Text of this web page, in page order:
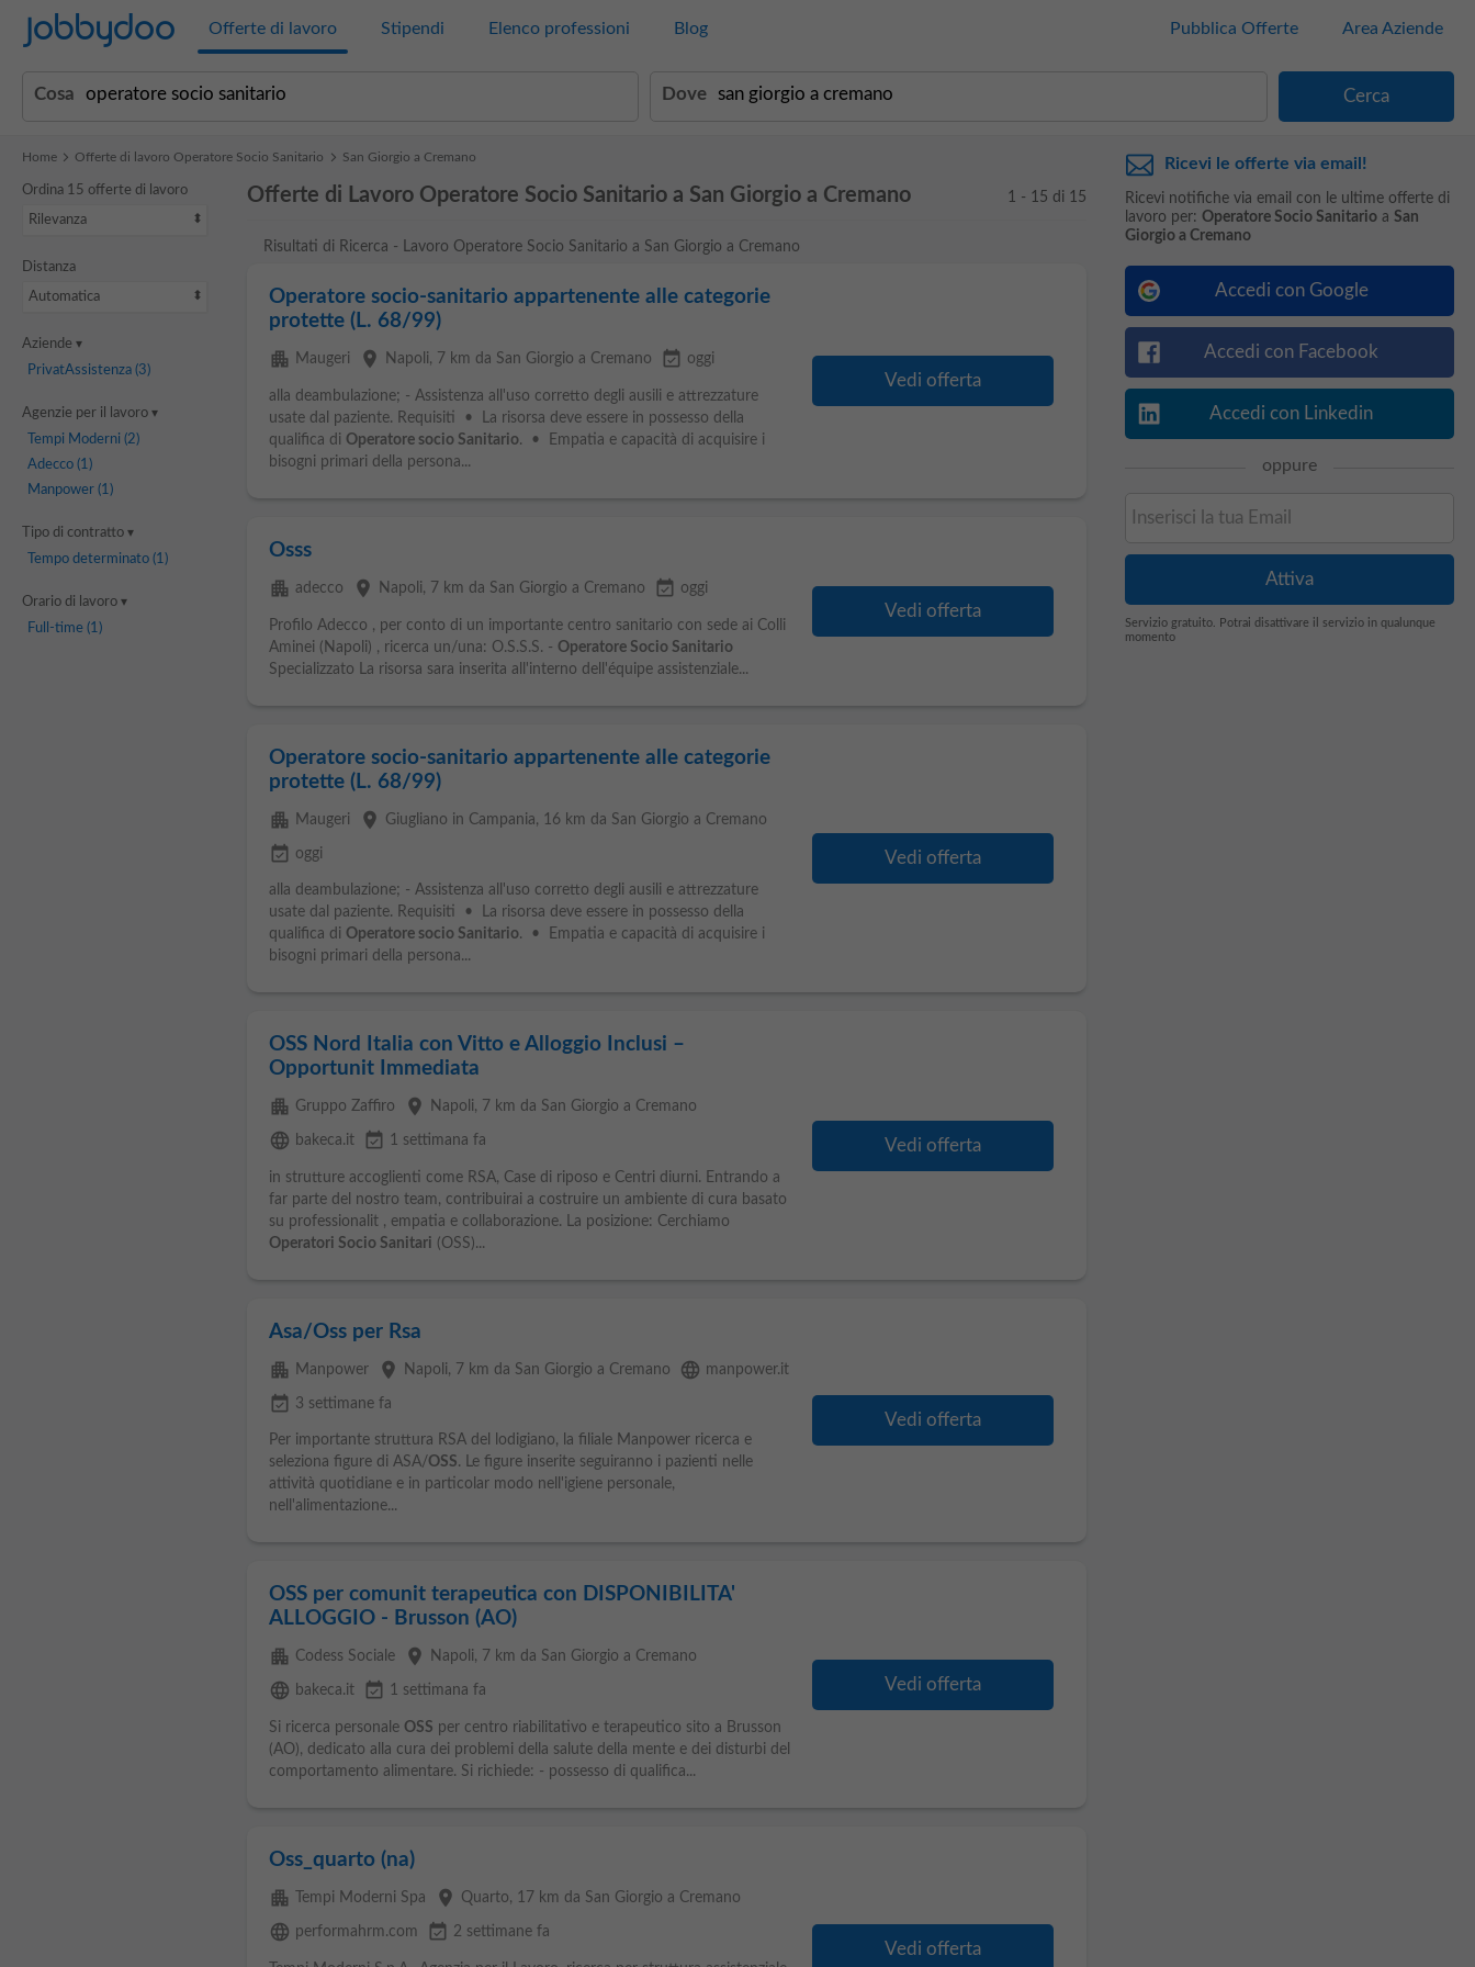
Jobbydoo Offerte di lavoro Stipendi Elenco professioni Blog Pubblica Offerte Area Aziende
Cosa Dove
Home Offerte di lavoro Operatore Socio Sanitario San Giorgio a Cremano
Ordina 15 offerte di lavoro
Rilevanza
Distanza
Automatica
Aziende
PrivatAssistenza(3)
Agenzie per il lavoro
Tempi Moderni (2)
Adecco(1)
Manpower(1)
Tipo di contratto
Tempo determinato(1)
Orario di lavoro
Full-time(1)
Offerte di Lavoro Operatore Socio Sanitario a San Giorgio a Cremano 1 - 15 di 15
Risultati di Ricerca - Lavoro Operatore Socio Sanitario a San Giorgio a Cremano
Operatore socio-sanitario appartenente alle categorie
protette (L. 68/99)
apartment Maugeri place Napoli, 7 km da San Giorgio a Cremano event_available oggi
alla deambulazione; - Assistenza all'uso corretto degli ausili e attrezzature
usate dal paziente. Requisiti • La risorsa deve essere in possesso della
qualifica di Operatore socio Sanitario. • Empatia e capacità di acquisire i
bisogni primari della persona...
Vedi offerta
Osss
apartment adecco place Napoli, 7 km da San Giorgio a Cremano event_available oggi
Profilo Adecco , per conto di un importante centro sanitario con sede ai Colli
Aminei (Napoli) , ricerca un/una: O.S.S.S. - Operatore Socio Sanitario
Specializzato La risorsa sara inserita all'interno dell'équipe assistenziale...
Vedi offerta
Operatore socio-sanitario appartenente alle categorie
protette (L. 68/99)
apartment Maugeri place Giugliano in Campania, 16 km da San Giorgio a Cremano
event_available oggi
alla deambulazione; - Assistenza all'uso corretto degli ausili e attrezzature
usate dal paziente. Requisiti • La risorsa deve essere in possesso della
qualifica di Operatore socio Sanitario. • Empatia e capacità di acquisire i
bisogni primari della persona...
Vedi offerta
OSS Nord Italia con Vitto e Alloggio Inclusi –
Opportunit Immediata
apartment Gruppo Zaffiro place Napoli, 7 km da San Giorgio a Cremano
language bakeca.it event_available 1 settimana fa
in strutture accoglienti come RSA, Case di riposo e Centri diurni. Entrando a
far parte del nostro team, contribuirai a costruire un ambiente di cura basato
su professionalit , empatia e collaborazione. La posizione: Cerchiamo
Operatori Socio Sanitari (OSS)...
Vedi offerta
Asa/Oss per Rsa
apartment Manpower place Napoli, 7 km da San Giorgio a Cremano language manpower.it
event_available 3 settimane fa
Per importante struttura RSA del lodigiano, la filiale Manpower ricerca e
seleziona figure di ASA/OSS. Le figure inserite seguiranno i pazienti nelle
attività quotidiane e in particolar modo nell'igiene personale,
nell'alimentazione...
Vedi offerta
OSS per comunit terapeutica con DISPONIBILITA'
ALLOGGIO - Brusson (AO)
apartment Codess Sociale place Napoli, 7 km da San Giorgio a Cremano
language bakeca.it event_available 1 settimana fa
Si ricerca personale OSS per centro riabilitativo e terapeutico sito a Brusson
(AO), dedicato alla cura dei problemi della salute della mente e dei disturbi del
comportamento alimentare. Si richiede: - possesso di qualifica...
Vedi offerta
Oss_quarto (na)
apartment Tempi Moderni Spa place Quarto, 17 km da San Giorgio a Cremano
language performahrm.com event_available 2 settimane fa
Vedi offerta
Ricevi le offerte via email!
Ricevi notifiche via email con le ultime offerte di
lavoro per: Operatore Socio Sanitarioa San
Giorgio a Cremano
Accedi con Google
Accedi con Facebook
Accedi con Linkedin
oppure
Servizio gratuito. Potrai disattivare il servizio in qualunque
momento